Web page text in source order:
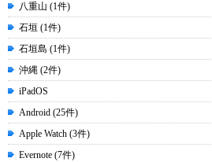
八重山 (1件)
石垣 (1件)
石垣島 (1件)
沖縄 (2件)
iPadOS
Android (25件)
Apple Watch (3件)
Evernote (7件)